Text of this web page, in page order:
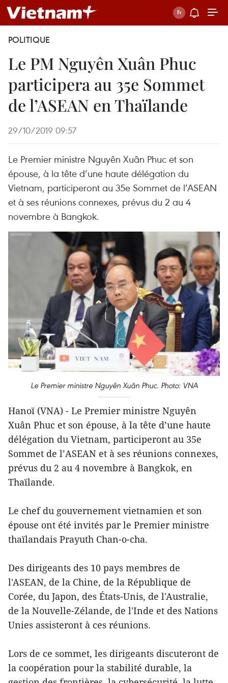
POLITIQUE
Le PM Nguyên Xuân Phuc
participera au 35e Sommet
de l’ASEAN en Thaïlande
29/10/2019 09:57
Le Premier ministre Nguyên Xuân Phuc et son
épouse, à la tête d’une haute délégation du
Vietnam, participeront au 35e Sommet de l’ASEAN
et à ses réunions connexes, prévus du 2 au 4
novembre à Bangkok.
Le Premier ministre Nguyên Xuân Phuc. Photo: VNA
Hanoï (VNA) - Le Premier ministre Nguyên
Xuân Phuc et son épouse, à la tête d’une haute
délégation du Vietnam, participeront au 35e
Sommet de l’ASEAN et à ses réunions connexes,
prévus du 2 au 4 novembre à Bangkok, en
Thaïlande.
Le chef du gouvernement vietnamien et son
épouse ont été invités par le Premier ministre
thaïlandais Prayuth Chan-o-cha.
Des dirigeants des 10 pays membres de
l'ASEAN, de la Chine, de la République de
Corée, du Japon, des États-Unis, de l'Australie,
de la Nouvelle-Zélande, de l'Inde et des Nations
Unies assisteront à ces réunions.
Lors de ce sommet, les dirigeants discuteront de
la coopération pour la stabilité durable, la